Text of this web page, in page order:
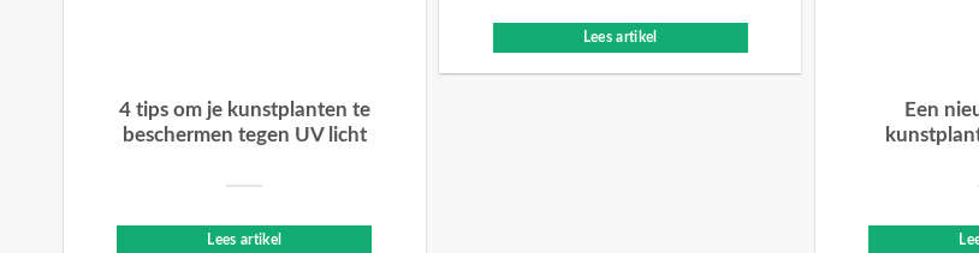
4 tips om je kunstplanten te
beschermen tegen UV licht
Lees artikel
Lees artikel
Een